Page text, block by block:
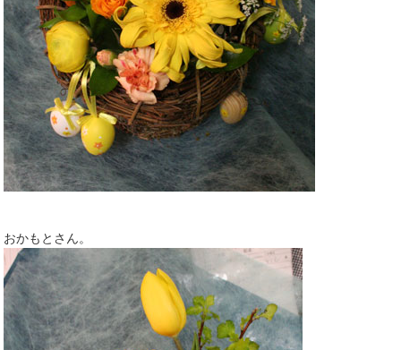
おかもとさん。